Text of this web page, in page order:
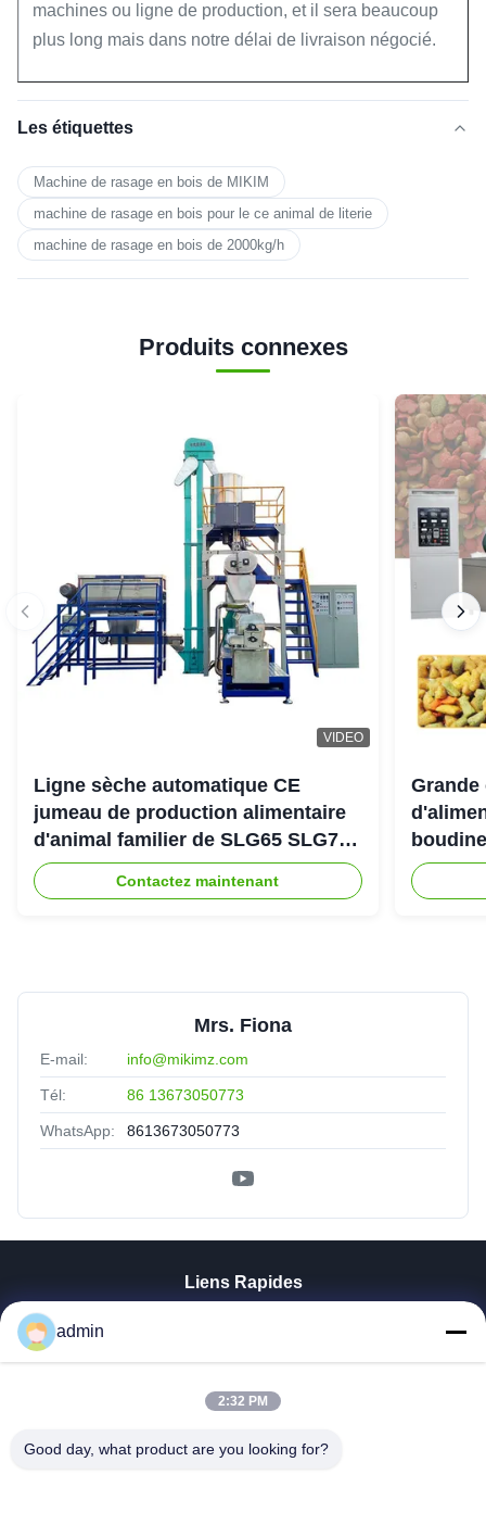
machines ou ligne de production, et il sera beaucoup
plus long mais dans notre délai de livraison négocié.
Les étiquettes
Machine de rasage en bois de MIKIM
machine de rasage en bois pour le ce animal de literie
machine de rasage en bois de 2000kg/h
Produits connexes
VIDEO
Ligne sèche automatique CE
jumeau de production alimentaire
d'animal familier de SLG65 SLG70
de boudineuse à vis de parallèle
Contactez maintenant
sortie
Mrs. Fiona
E-mail: info@mikimz.com
Tél: 86 13673050773
WhatsApp: 8613673050773
Liens Rapides
A Propos De Nous
Contrôle De La Qualité
admin
2:32 PM
Good day, what product are you looking for?